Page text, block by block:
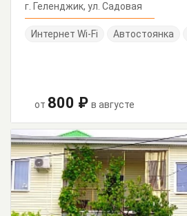
г. Геленджик, ул. Садовая
Интернет Wi-Fi Автостоянка
от 800 ₽ в августе